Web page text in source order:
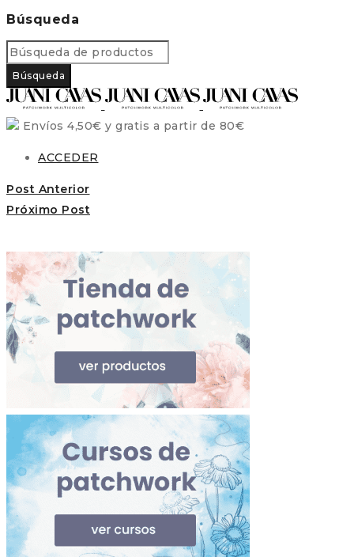
Búsqueda
Envíos 4,50€ y gratis a partir de 80€
ACCEDER
Post Anterior
Próximo Post